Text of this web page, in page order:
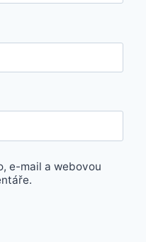
e-mail a webovou